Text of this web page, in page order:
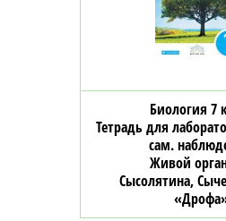
Биология 7
Тетрадь для
сам.
Живой
Сысолятина,